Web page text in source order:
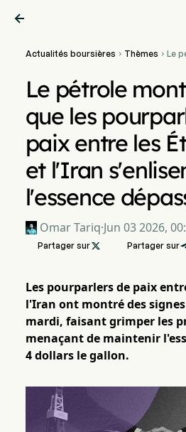

Actualités boursières  Thèmes  Le
Le pétrole
que les
paix entre les
et l'Iran
l'essence
Omar Tariq·Jun 03 2026,
Partager sur Partager sur
Les pourparlers de paix
l'Iran ont montré des
mardi, faisant grimper les
menaçant de maintenir
4 dollars le gallon.